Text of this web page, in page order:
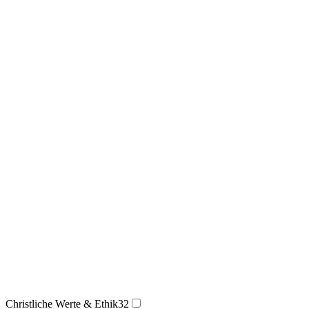
Christliche Werte & Ethik32